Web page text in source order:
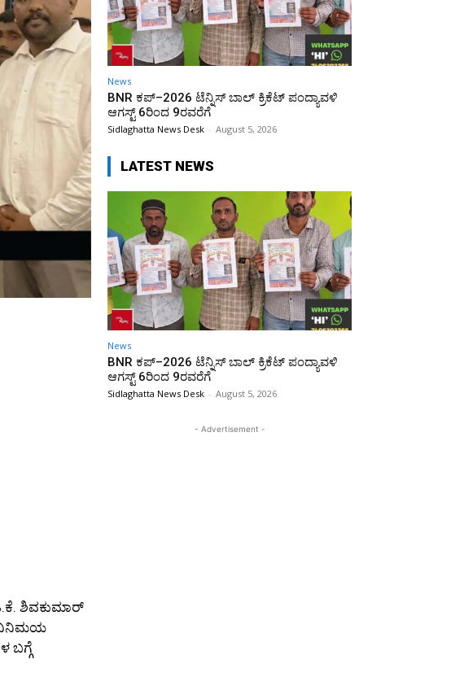
ಶಿವಕುಮಾರ್
ವಿನಿಮಯ
ಬಗ್ಗೆ
News
BNR ಕಪ್–2026 ಟೆನ್ನಿಸ್ ಬಾಲ್ ಕ್ರಿಕೆಟ್ ಪಂದ್ಯಾವಳಿ
ಆಗಸ್ಟ್ 6ರಿಂದ 9ರವರೆಗೆ
Sidlaghatta News Desk - August 5, 2026
LATEST NEWS
News
BNR ಕಪ್–2026 ಟೆನ್ನಿಸ್ ಬಾಲ್ ಕ್ರಿಕೆಟ್ ಪಂದ್ಯಾವಳಿ
ಆಗಸ್ಟ್ 6ರಿಂದ 9ರವರೆಗೆ
Sidlaghatta News Desk - August 5, 2026
- Advertisement -